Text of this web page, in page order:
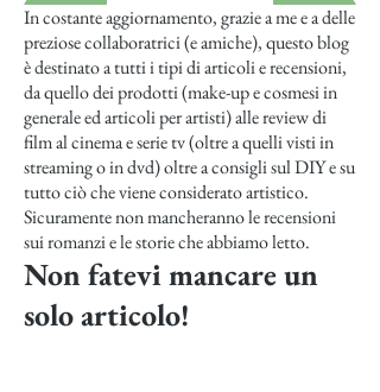
In costante aggiornamento, grazie a me e a delle
preziose collaboratrici (e amiche), questo blog
è destinato a tutti i tipi di articoli e recensioni,
da quello dei prodotti (make-up e cosmesi in
generale ed articoli per artisti) alle review di
film al cinema e serie tv (oltre a quelli visti in
streaming o in dvd) oltre a consigli sul DIY e su
tutto ciò che viene considerato artistico.
Sicuramente non mancheranno le recensioni
sui romanzi e le storie che abbiamo letto.
Non fatevi mancare un
solo articolo!